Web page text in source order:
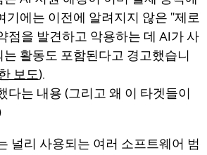
기에는 이전에 알려지지 않은 "제로
점을 발견하고 악용하는 데 AI가 사
활동도 포함된다고 경고했습니
보도).
다는 내용 (그리고 왜 이 타겟들이
널리 사용되는 여러 소프트웨어 범